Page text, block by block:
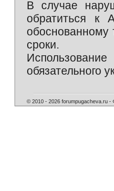
В случае
обратиться к
сроки.
обязательного
© 2010 - 2026 forumpugacheva.ru -